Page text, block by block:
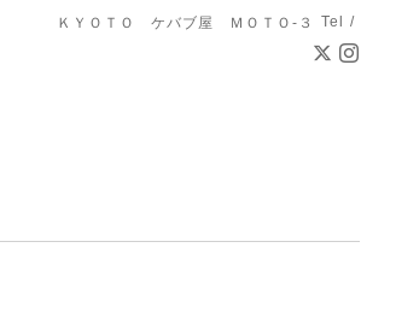
ＫＹＯＴＯ ケバブ屋 ＭＯＴＯ-３ Tel /